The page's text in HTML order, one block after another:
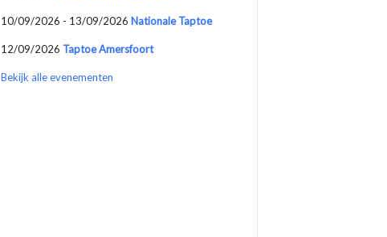
10/09/2026 - 13/09/2026 Nationale Taptoe
12/09/2026 Taptoe Amersfoort
Bekijk alle evenementen